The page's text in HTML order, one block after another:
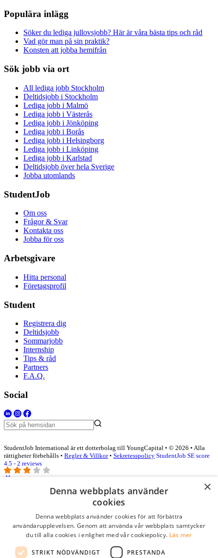
Populära inlägg
Söker du lediga jullovsjobb? Här är våra bästa tips och råd
Vad gör man på sin praktik?
Konsten att jobba hemifrån
Sök jobb via ort
All lediga jobb Stockholm
Deltidsjobb i Stockholm
Lediga jobb i Malmö
Lediga jobb i Västerås
Lediga jobb i Jönköping
Lediga jobb i Borås
Lediga jobb i Helsingborg
Lediga jobb i Linköping
Lediga jobb i Karlstad
Deltidsjobb över hela Sverige
Jobba utomlands
StudentJob
Om oss
Frågor & Svar
Kontakta oss
Jobba för oss
Arbetsgivare
Hitta personal
Företagsprofil
Student
Registrera dig
Deltidsjobb
Sommarjobb
Internship
Tips & råd
Partners
F.A.Q.
Social
StudentJob International är ett dotterbolag till YoungCapital • © 2026 • Alla
rättigheter förbehålls • Regler & Villkor• Sekretesspolicy StudentJob SE score
4.5 - 2 reviews
Lösenord
kom ihåg mig
×
Denna webbplats använder
cookies
Denna webbplats använder cookies för att förbättra
användarupplevelsen. Genom att använda vår webbplats samtycker
du till alla cookies i enlighet med vår cookiepolicy. Läs mer
STRIKT NÖDVÄNDIGT PRESTANDA